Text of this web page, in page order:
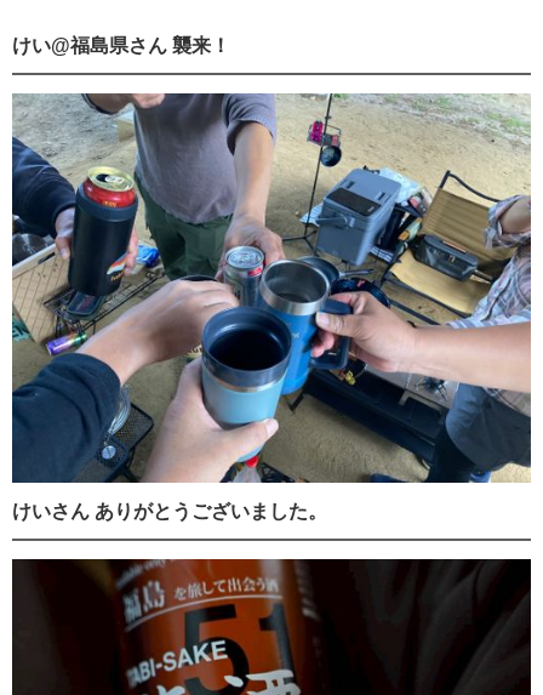
けい@福島県さん 襲来！
けいさん ありがとうございました。